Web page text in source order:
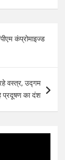
कंप्रोमाइज्ड
वस्त्र, उद्गम
का दंश